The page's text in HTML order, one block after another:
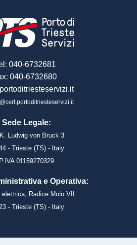
040-6732681
040-6732680
Sede Legale:
Ludwig von Bruck 3
- Trieste (TS) - Italy
P.IVA 01159270329
e Operativa:
elettrica, Radice Molo VII
- Trieste (TS) - Italy